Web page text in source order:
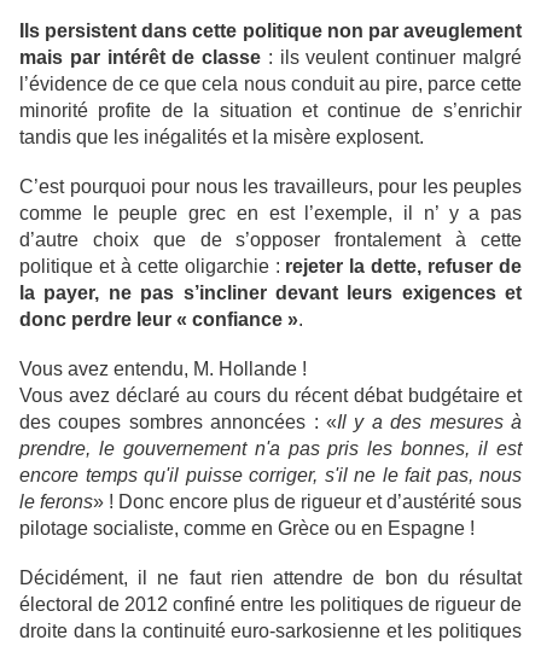
Ils persistent dans cette politique non par aveuglement
mais par intérêt de classe : ils veulent continuer malgré
l’évidence de ce que cela nous conduit au pire, parce cette
minorité profite de la situation et continue de s’enrichir
tandis que les inégalités et la misère explosent.
C’est pourquoi pour nous les travailleurs, pour les peuples
comme le peuple grec en est l’exemple, il n’ y a pas
d’autre choix que de s’opposer frontalement à cette
politique et à cette oligarchie : rejeter la dette, refuser de
la payer, ne pas s’incliner devant leurs exigences et
donc perdre leur « confiance ».
Vous avez entendu, M. Hollande !
Vous avez déclaré au cours du récent débat budgétaire et
des coupes sombres annoncées : «Il y a des mesures à
prendre, le gouvernement n'a pas pris les bonnes, il est
encore temps qu'il puisse corriger, s'il ne le fait pas, nous
le ferons» ! Donc encore plus de rigueur et d’austérité sous
pilotage socialiste, comme en Grèce ou en Espagne !
Décidément, il ne faut rien attendre de bon du résultat
électoral de 2012 confiné entre les politiques de rigueur de
droite dans la continuité euro-sarkosienne et les politiques